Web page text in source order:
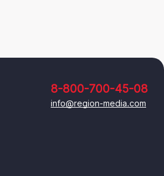
8-800-700-45-08
info@region-media.com